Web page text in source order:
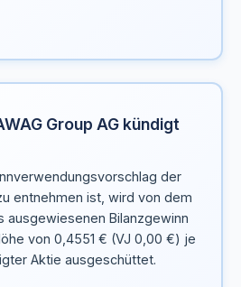
Group AG kündigt
der
entnehmen ist, wird von dem
ausgewiesenen Bilanzgewinn
von 0,4551 € (VJ 0,00 €) je
Aktie ausgeschüttet.